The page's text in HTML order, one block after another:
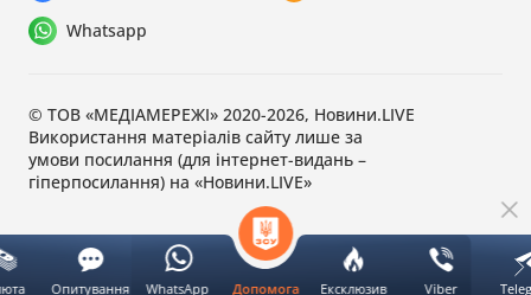
Допомога Ексклюзив Viber
Опитування WhatsApp
Whatsapp
© ТОВ «МЕДІАМЕРЕЖІ» 2020-2026, Новини.LIVE
Використання матеріалів сайту лише за
умови посилання (для інтернет-видань –
гіперпосилання) на «Новини.LIVE»